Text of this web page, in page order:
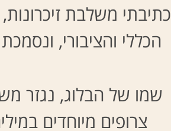
כתיבתי משלבת
הכללי והציבורי,
שמו של הבלוג, נגזר
צרופים מיוחדים